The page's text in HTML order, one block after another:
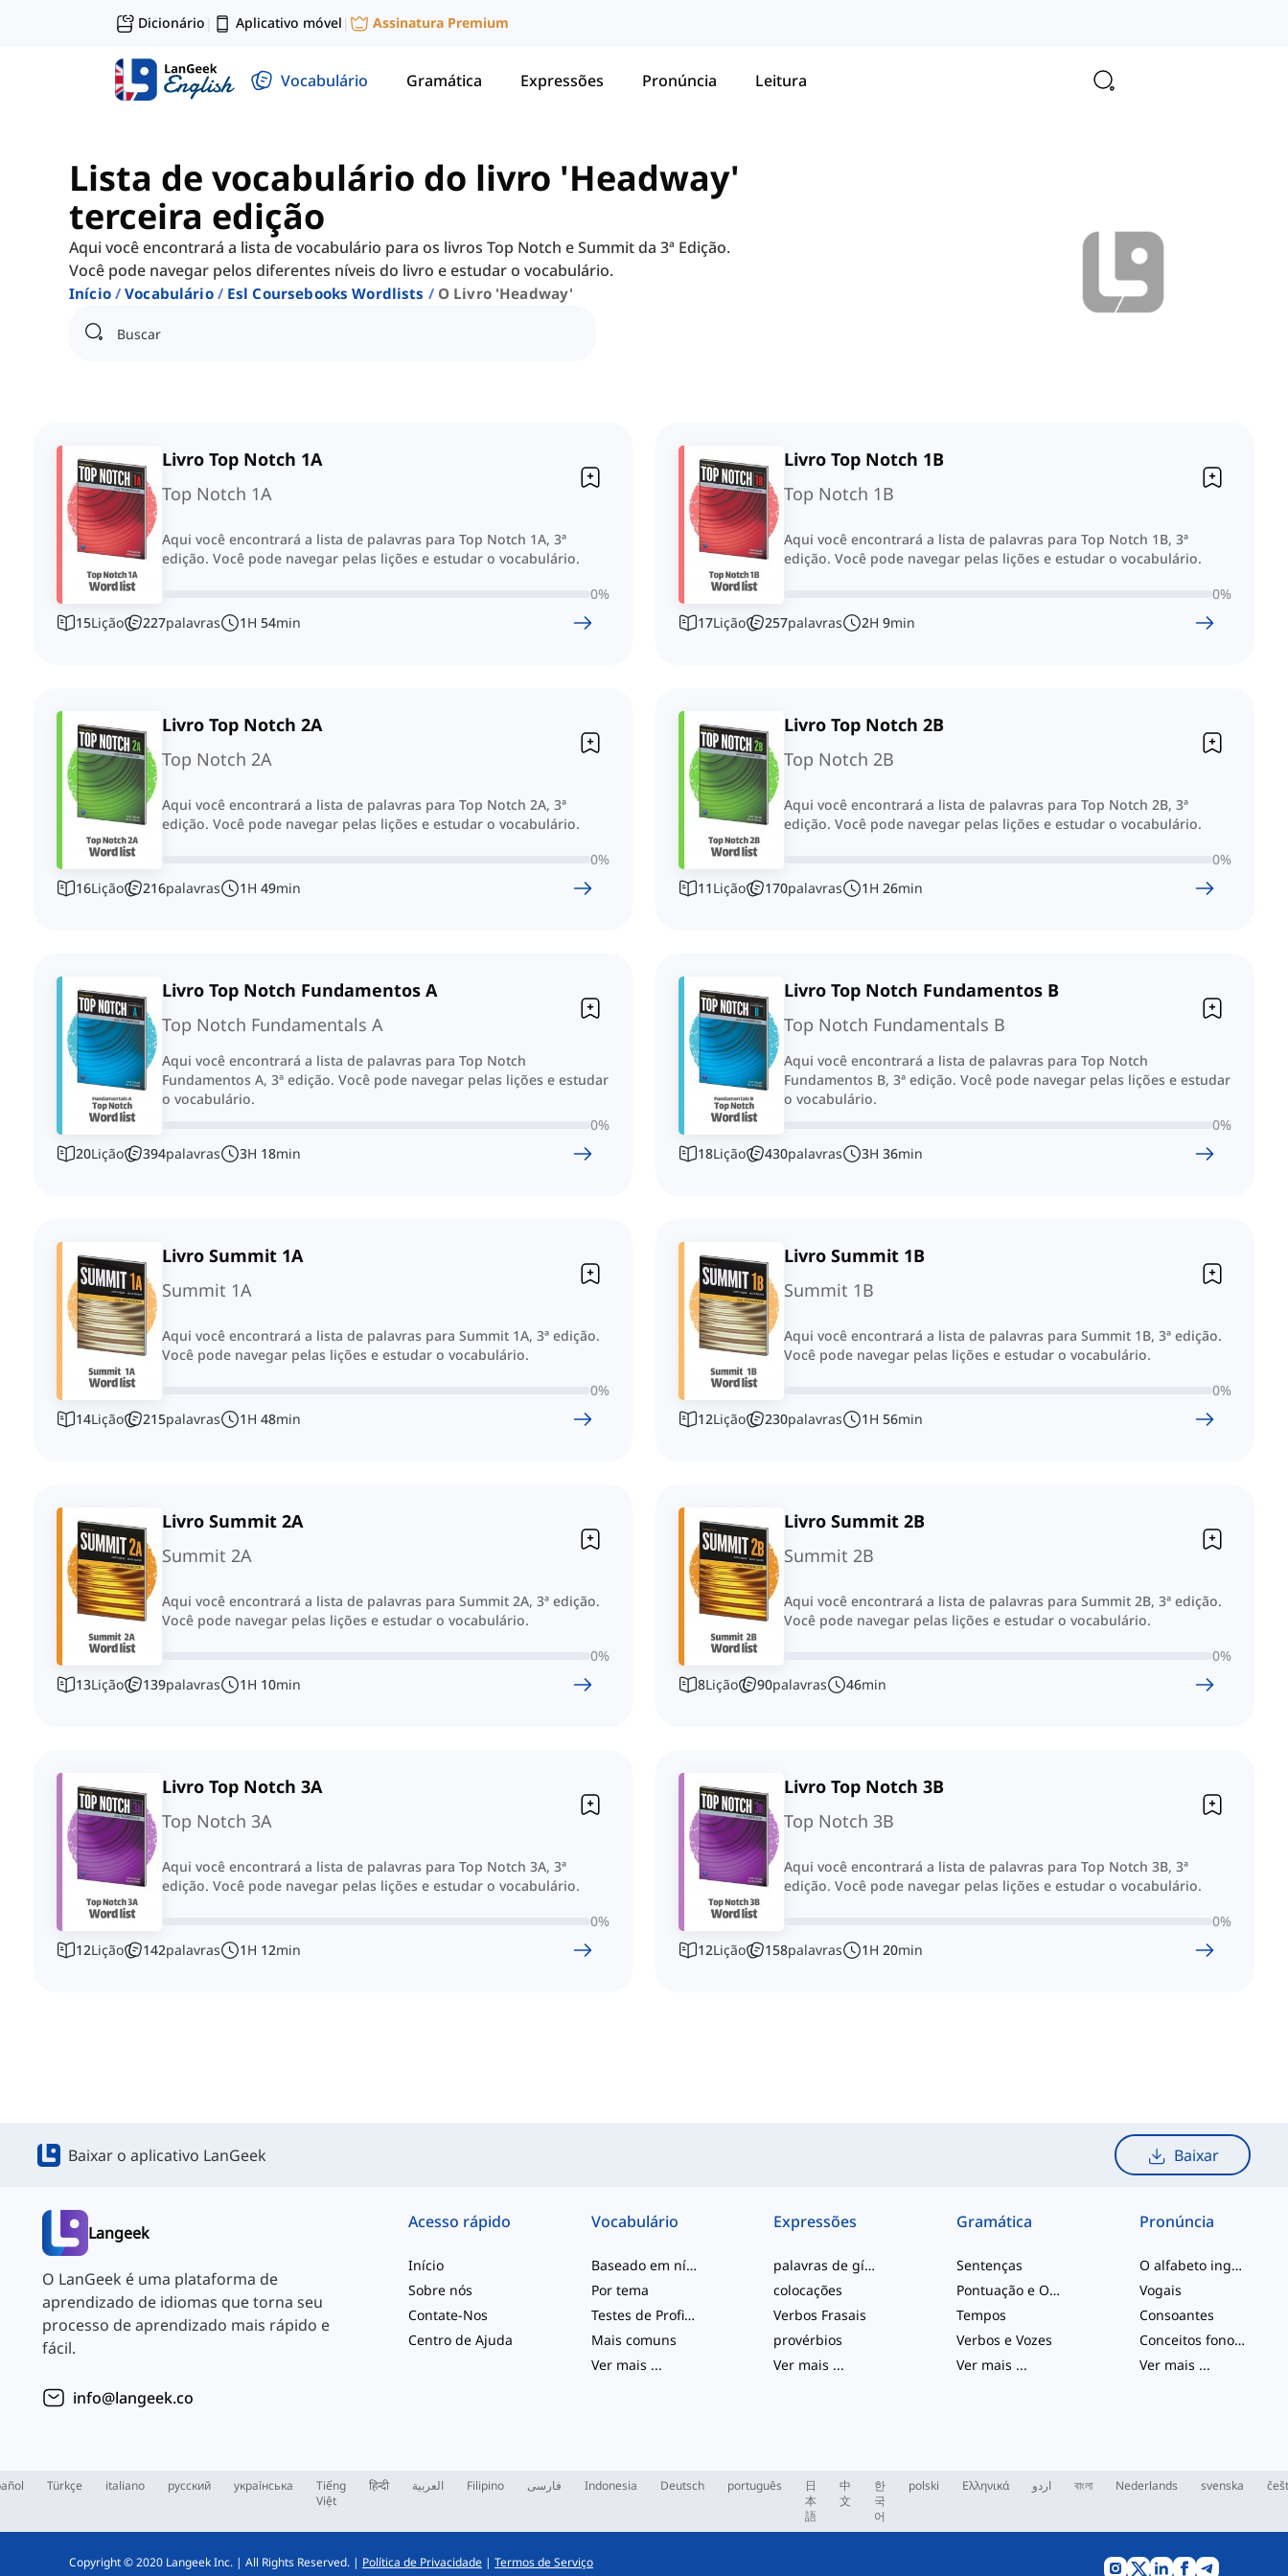
Dicionário | Aplicativo móvel | Assinatura Premium
Vocabulário Gramática Expressões Pronúncia Leitura
Lista de vocabulário do livro 'Headway'
terceira edição
Aqui você encontrará a lista de vocabulário para os livros Top Notch e Summit da 3ª Edição.
Você pode navegar pelos diferentes níveis do livro e estudar o vocabulário.
Início Vocabulário Esl Coursebooks Wordlists O Livro 'headway'
Livro Top Notch 1A
Top Notch 1A
Aqui você encontrará a lista de palavras para Top Notch 1A, 3ª
edição. Você pode navegar pelas lições e estudar o vocabulário.
0%
15Lição 227palavras 1H 54min
Livro Top Notch 1B
Top Notch 1B
Aqui você encontrará a lista de palavras para Top Notch 1B, 3ª
edição. Você pode navegar pelas lições e estudar o vocabulário.
0%
17Lição 257palavras 2H 9min
Livro Top Notch 2A
Top Notch 2A
Aqui você encontrará a lista de palavras para Top Notch 2A, 3ª
edição. Você pode navegar pelas lições e estudar o vocabulário.
0%
16Lição 216palavras 1H 49min
Livro Top Notch 2B
Top Notch 2B
Aqui você encontrará a lista de palavras para Top Notch 2B, 3ª
edição. Você pode navegar pelas lições e estudar o vocabulário.
0%
11Lição 170palavras 1H 26min
Livro Top Notch Fundamentos A
Top Notch Fundamentals A
Aqui você encontrará a lista de palavras para Top Notch
Fundamentos A, 3ª edição. Você pode navegar pelas lições e estudar
o vocabulário.
0%
20Lição 394palavras 3H 18min
Livro Top Notch Fundamentos B
Top Notch Fundamentals B
Aqui você encontrará a lista de palavras para Top Notch
Fundamentos B, 3ª edição. Você pode navegar pelas lições e estudar
o vocabulário.
0%
18Lição 430palavras 3H 36min
Livro Summit 1A
Summit 1A
Aqui você encontrará a lista de palavras para Summit 1A, 3ª edição.
Você pode navegar pelas lições e estudar o vocabulário.
0%
14Lição 215palavras 1H 48min
Livro Summit 1B
Summit 1B
Aqui você encontrará a lista de palavras para Summit 1B, 3ª edição.
Você pode navegar pelas lições e estudar o vocabulário.
0%
12Lição 230palavras 1H 56min
Livro Summit 2A
Summit 2A
Aqui você encontrará a lista de palavras para Summit 2A, 3ª edição.
Você pode navegar pelas lições e estudar o vocabulário.
0%
13Lição 139palavras 1H 10min
Livro Summit 2B
Summit 2B
Aqui você encontrará a lista de palavras para Summit 2B, 3ª edição.
Você pode navegar pelas lições e estudar o vocabulário.
0%
8Lição 90palavras 46min
Livro Top Notch 3A
Top Notch 3A
Aqui você encontrará a lista de palavras para Top Notch 3A, 3ª
edição. Você pode navegar pelas lições e estudar o vocabulário.
0%
12Lição 142palavras 1H 12min
Livro Top Notch 3B
Top Notch 3B
Aqui você encontrará a lista de palavras para Top Notch 3B, 3ª
edição. Você pode navegar pelas lições e estudar o vocabulário.
0%
12Lição 158palavras 1H 20min
Baixar o aplicativo LanGeek Baixar
Langeek
O LanGeek é uma plataforma de
aprendizado de idiomas que torna seu
processo de aprendizado mais rápido e
fácil.
info@langeek.co
Acesso rápido
Início
Sobre nós
Contate-Nos
Centro de Ajuda
Vocabulário
Baseado em nível
Por tema
Testes de Proficiência
Mais comuns
Ver mais ...
Expressões
palavras de gíria
colocações
Verbos Frasais
provérbios
Ver mais ...
Gramática
Sentenças
Pontuação e Ortografia
Tempos
Verbos e Vozes
Ver mais ...
Pronúncia
O alfabeto inglês
Vogais
Consoantes
Conceitos fonológicos
Ver mais ...
Türkçe italiano русский українська
Tiếng
Việt
हिन्दी العربية Filipino فارسی Indonesia Deutsch português
日
本
語
中
文
한
국
어
polski Ελληνικά اردو বাংলা Nederlands svenska
Copyright © 2020 Langeek Inc. | All Rights Reserved. | Política de Privacidade | Termos de Serviço